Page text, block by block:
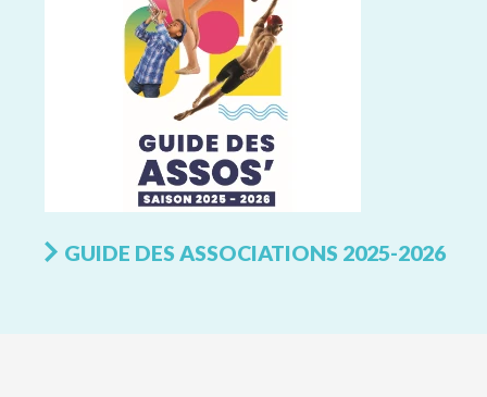
GUIDE DES ASSOCIATIONS 2025-2026